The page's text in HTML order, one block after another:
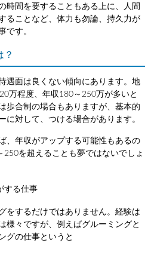
時間を要することもある上に、人間
ることなど、体力も勿論、持久力が
です。
？
遇面は良くない傾向にあります。地
万程度、年収180～250万が多いと
歩合制の場合もありますが、基本的
に対して、つける場合があります。
、年収がアップする可能性もあるの
を超えることも夢ではないでしょ
する仕事
をするだけではありません。経験は
様々ですが、例えばグルーミングと
グの仕事というと